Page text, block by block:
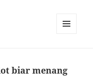
biar menang